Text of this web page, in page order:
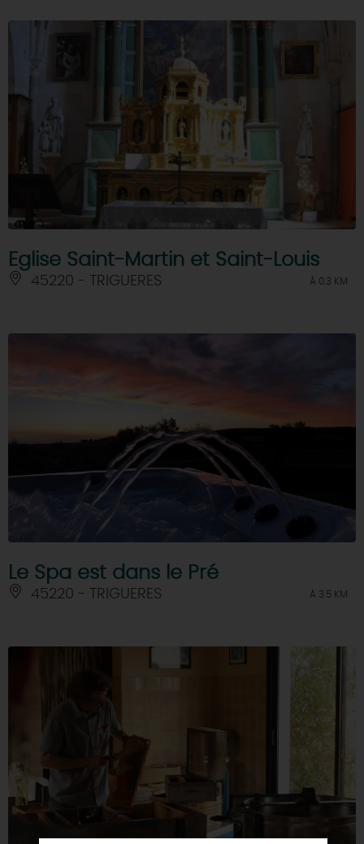
Eglise Saint-Martin et Saint-Louis
45220 - TRIGUERES À 0.3 KM
Le Spa est dans le Pré
45220 - TRIGUERES À 3.5 KM